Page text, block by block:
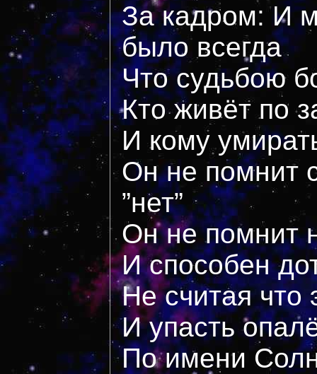
За кадром: И
было всегда
Что судьбою
Кто живёт по
И кому
Он не помнит
”нет”
Он не помнит
И способен
Не считая что
И упасть
По имени